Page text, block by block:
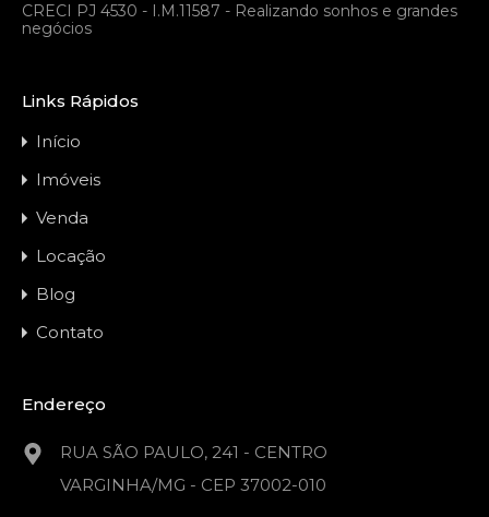
CRECI PJ 4530 - I.M.11587 - Realizando sonhos e grandes
negócios
Links Rápidos
Início
Imóveis
Venda
Locação
Blog
Contato
Endereço
RUA SÃO PAULO, 241 - CENTRO
VARGINHA/MG - CEP 37002-010